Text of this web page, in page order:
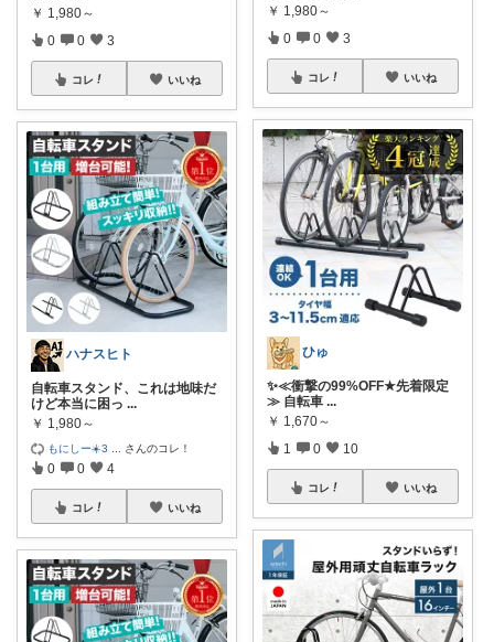
￥ 1,980～
0 0 3
コレ いいね
ハナスヒト
自転車スタンド、これは地味だ
けど本当に困っ ...
￥ 1,980～
もにしー☀️3 さんのコレ！
0 0 4
コレ いいね
￥ 1,980～
0 0 3
コレ いいね
ひゅ
✨≪衝撃の99%OFF★先着限定
≫ 自転車 ...
￥ 1,670～
1 0 10
コレ いいね